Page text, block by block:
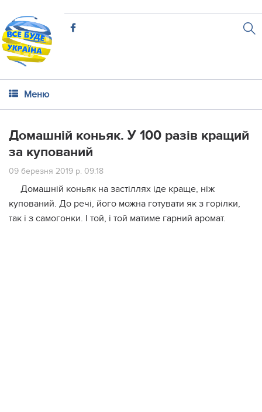
Меню
Домашній коньяк. У 100 разів кращий
за купований
09 березня 2019 р. 09:18
Домашній коньяк на застіллях іде краще, ніж
купований. До речі, його можна готувати як з горілки,
так і з самогонки. І той, і той матиме гарний аромат.